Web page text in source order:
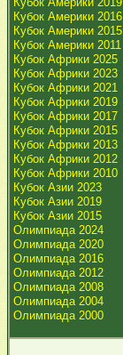
Кубок Америки 2016
Кубок Америки 2015
Кубок Америки 2011
Кубок Африки 2025
Кубок Африки 2023
Кубок Африки 2021
Кубок Африки 2019
Кубок Африки 2017
Кубок Африки 2015
Кубок Африки 2013
Кубок Африки 2012
Кубок Африки 2010
Кубок Азии 2023
Кубок Азии 2019
Кубок Азии 2015
Олимпиада 2024
Олимпиада 2020
Олимпиада 2016
Олимпиада 2012
Олимпиада 2008
Олимпиада 2004
Олимпиада 2000